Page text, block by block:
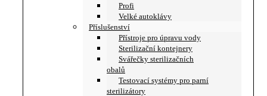
Profi
Velké autoklávy
Příslušenství
Přístroje pro úpravu vody
Sterilizační kontejnery
Svářečky sterilizačních
obalů
Testovací systémy pro parní
sterilizátory